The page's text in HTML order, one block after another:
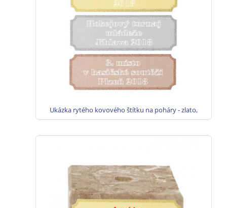
Ukázka rytého kovového štítku na poháry - zlato,
stříbro, bronz